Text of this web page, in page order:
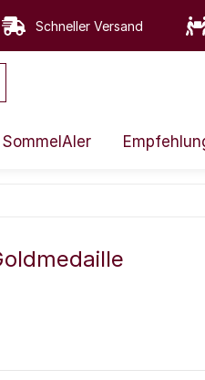
Schneller Versand
SommelAIer